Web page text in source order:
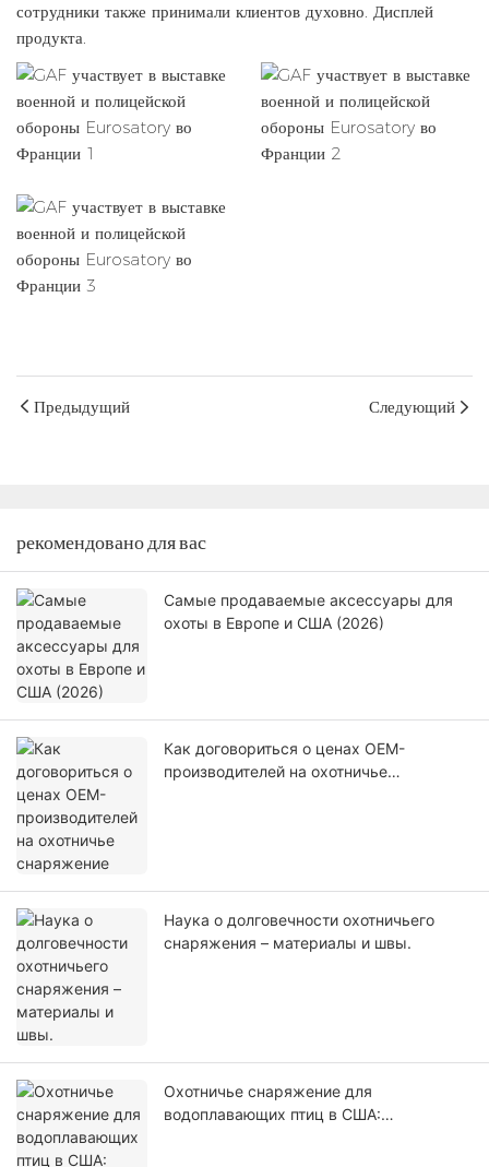
сотрудники также принимали клиентов духовно. Дисплей
продукта.
Предыдущий Следующий
рекомендовано для вас
Самые продаваемые аксессуары для
охоты в Европе и США (2026)
Как договориться о ценах OEM-
производителей на охотничье
Наука о долговечности охотничьего
снаряжения – материалы и швы.
Охотничье снаряжение для
водоплавающих птиц в США: